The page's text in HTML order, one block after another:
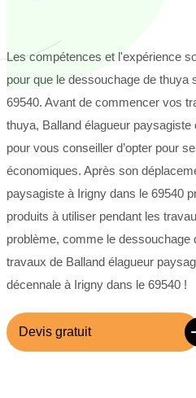
Les compétences et l'expérience
pour que le dessouchage de thuya
69540. Avant de commencer vos
thuya, Balland élagueur
pour vous conseiller d’opter pour
économiques. Après son
paysagiste à Irigny dans le 69540
produits à utiliser pendant les
problème, comme le dessouchage
travaux de Balland élagueur
décennale à Irigny dans le 69540 !
Devis gratuit